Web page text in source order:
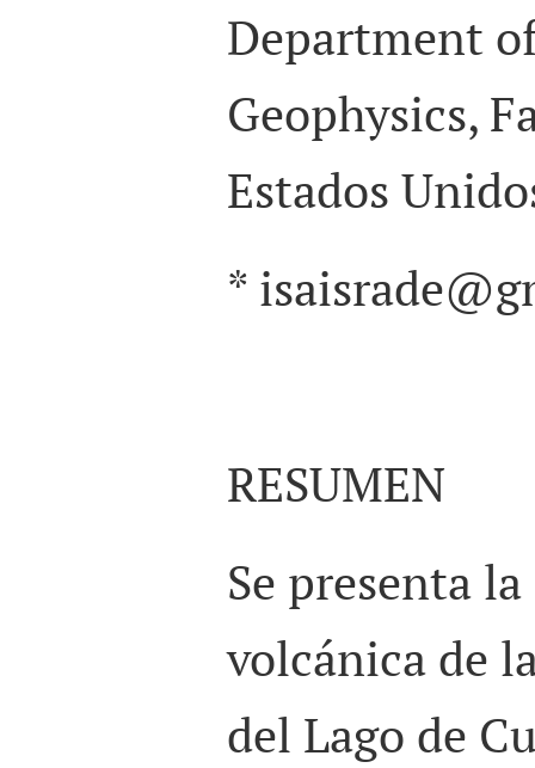
Department
Geophysics,
Estados
*
RESUMEN
Se presenta
volcánica de
del Lago de